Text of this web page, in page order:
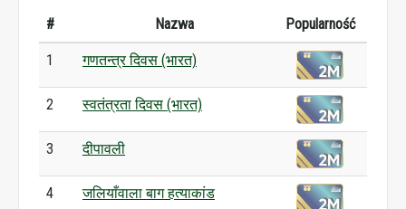
# Nazwa Popularność
1 गणतन्त्र दिवस (भारत)
2 स्वतंत्रता दिवस (भारत)
3 दीपावली
4 जलियाँवाला बाग हत्याकांड